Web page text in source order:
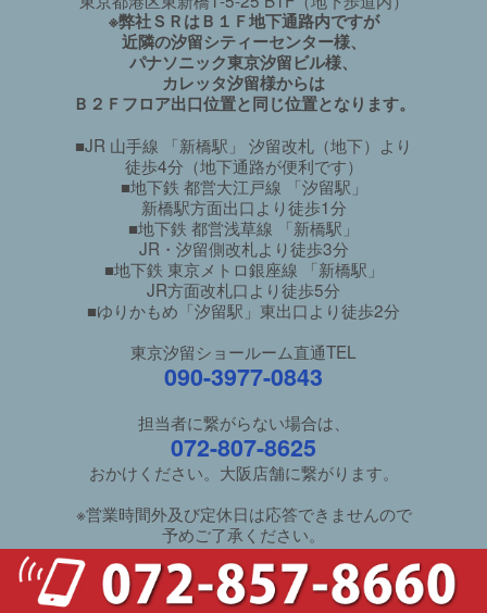
※弊社ＳＲはＢ１Ｆ地下通路内ですが
近隣の汐留シティーセンター様、
パナソニック東京汐留ビル様、
カレッタ汐留様からは
Ｂ２Ｆフロア出口位置と同じ位置となります。
■JR 山手線 「新橋駅」 汐留改札（地下）より
徒歩4分（地下通路が便利です）
■地下鉄 都営大江戸線 「汐留駅」
新橋駅方面出口より徒歩1分
■地下鉄 都営浅草線 「新橋駅」
JR・汐留側改札より徒歩3分
■地下鉄 東京メトロ銀座線 「新橋駅」
JR方面改札口より徒歩5分
■ゆりかもめ「汐留駅」東出口より徒歩2分
東京汐留ショールーム直通TEL
090-3977-0843
担当者に繋がらない場合は、
072-807-8625
おかけください。大阪店舗に繋がります。
※営業時間外及び定休日は応答できませんので
予めご了承ください。
ご利用ガイド/良くあるご質問